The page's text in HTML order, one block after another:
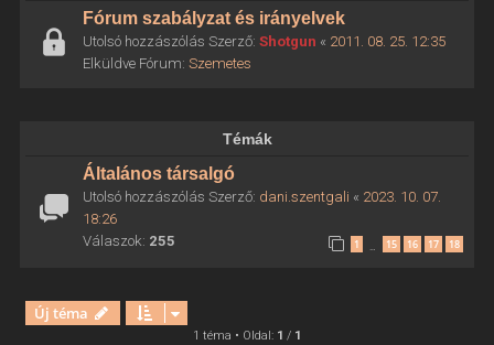
Fórum szabályzat és irányelvek
Utolsó hozzászólás Szerző: Shotgun « 2011. 08. 25. 12:35
Elküldve Fórum: Szemetes
Témák
Általános társalgó
Utolsó hozzászólás Szerző: dani.szentgali « 2023. 10. 07.
18:26
Válaszok: 255 1 15 16 17 18
Új téma
1 téma • Oldal: 1 / 1